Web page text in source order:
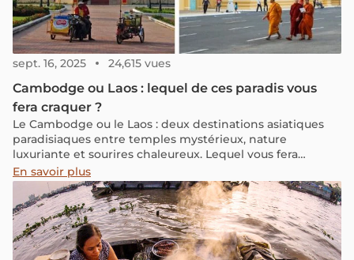
sept. 16, 2025 24,615 vues
Cambodge ou Laos : lequel de ces paradis vous
fera craquer ?
Le Cambodge ou le Laos : deux destinations asiatiques
paradisiaques entre temples mystérieux, nature
luxuriante et sourires chaleureux. Lequel vous fera
craquer ? Découvrez leurs atouts respectifs.
En savoir plus